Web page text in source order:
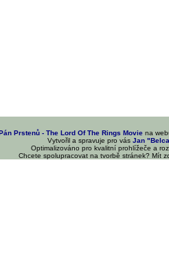
Prstenů - The Lord Of The Rings Movie na
Vytvořil a spravuje pro vásJan
Optimalizováno pro kvalitní prohlížeče a
Chcete spolupracovat na tvorbě stránek? Mít